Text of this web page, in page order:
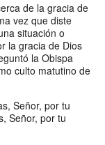
de la gracia de
vez que diste
situación o
la gracia de Dios
la Obispa
culto matutino de
Señor, por tu
Señor, por tu